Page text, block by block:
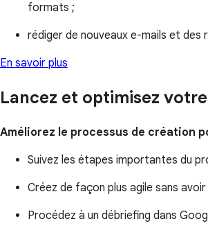
formats ;
rédiger de nouveaux e-mails et des
En savoir plus
Lancez et optimisez
Améliorez le processus de création
Suivez les étapes importantes du
Créez de façon plus agile sans
Procédez à un débriefing dans